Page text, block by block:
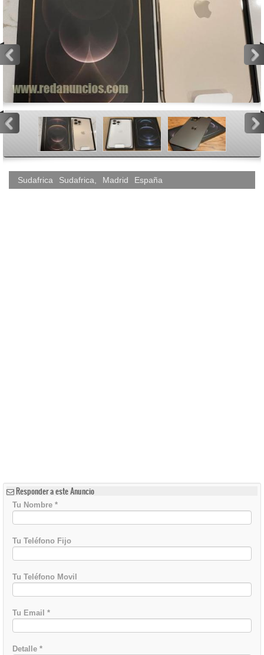
>
Sudafrica Sudafrica Madrid España
Responder a este Anuncio
Tu Nombre *
Tu Teléfono Fijo
Tu Teléfono Movil
Tu Email *
Detalle *